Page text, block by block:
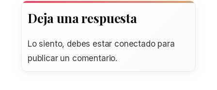
Deja una respuesta
Lo siento, debes estar conectadopara
publicar un comentario.